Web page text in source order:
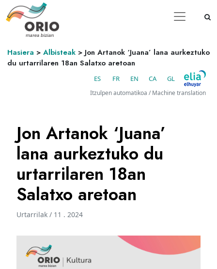
Hasiera > Albisteak >Jon Artanok ‘Juana’ lana aurkeztuko
du urtarrilaren 18an Salatxo aretoan
ES FR EN CA GL
Itzulpen automatikoa / Machine translation
Jon Artanok ‘Juana’
lana aurkeztuko du
urtarrilaren 18an
Salatxo aretoan
Urtarrilak / 11 . 2024